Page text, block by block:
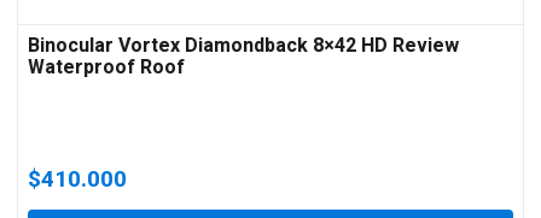
Binocular Vortex Diamondback 8×42 HD Review
Waterproof Roof
$410.000